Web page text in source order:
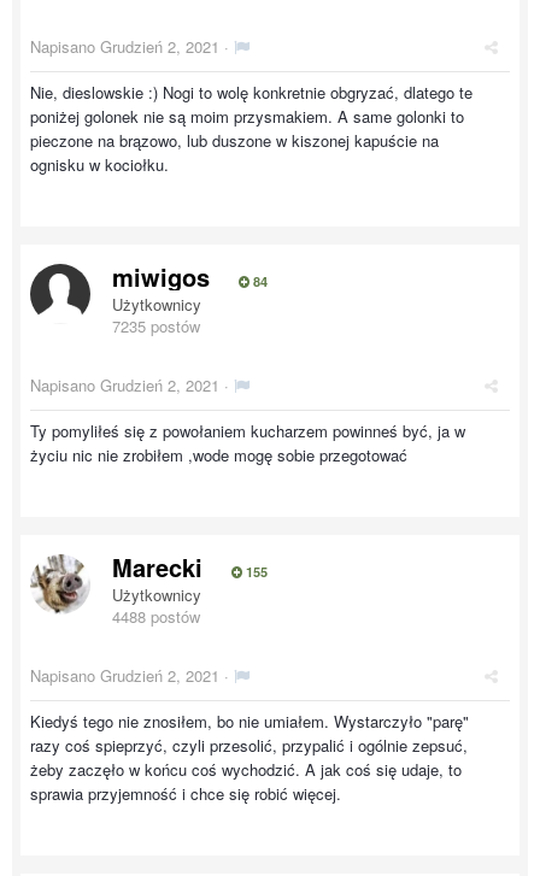
Napisano Grudzień 2, 2021 ·
Nie, dieslowskie :) Nogi to wolę konkretnie obgryzać, dlatego te
poniżej golonek nie są moim przysmakiem. A same golonki to
pieczone na brązowo, lub duszone w kiszonej kapuście na
ognisku w kociołku.
miwigos 84
Użytkownicy
7235 postów
Napisano Grudzień 2, 2021 ·
Ty pomyliłeś się z powołaniem kucharzem powinneś być, ja w
życiu nic nie zrobiłem ,wode mogę sobie przegotować
Marecki 155
Użytkownicy
4488 postów
Napisano Grudzień 2, 2021 ·
Kiedyś tego nie znosiłem, bo nie umiałem. Wystarczyło "parę"
razy coś spieprzyć, czyli przesolić, przypalić i ogólnie zepsuć,
żeby zaczęło w końcu coś wychodzić. A jak coś się udaje, to
sprawia przyjemność i chce się robić więcej.